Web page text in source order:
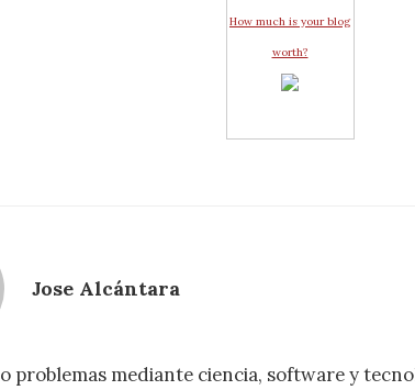
How much is your blog
worth?
Jose Alcántara
problemas mediante ciencia, software y